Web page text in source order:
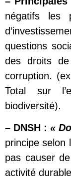
négatifs les
questions
des droits
corruption.
Total sur
biodiversité).
– DNSH :«
principe selon
pas causer
activité